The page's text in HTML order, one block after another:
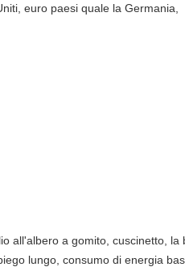
euro paesi quale la Germania,
all'albero a gomito, cuscinetto, la
lungo, consumo di energia